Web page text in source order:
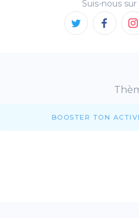
Suis-nous
BOOSTER TON